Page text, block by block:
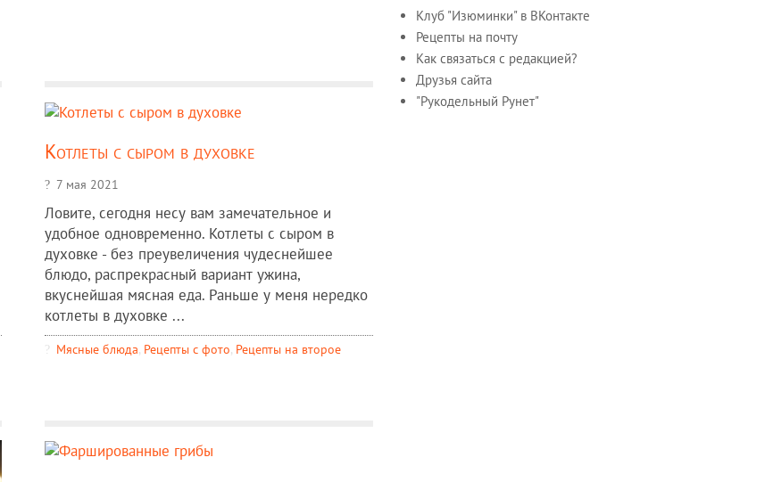
Котлеты с сыром в духовке
7 мая 2021
Ловите, сегодня несу вам замечательное и
удобное одновременно. Котлеты с сыром в
духовке - без преувеличения чудеснейшее
блюдо, распрекрасный вариант ужина,
вкуснейшая мясная еда. Раньше у меня нередко
котлеты в духовке ...
Мясные блюда, Рецепты c фото, Рецепты на второе
Клуб "Изюминки" в ВКонтакте
Рецепты на почту
Как связаться с редакцией?
Друзья сайта
"Рукодельный Рунет"